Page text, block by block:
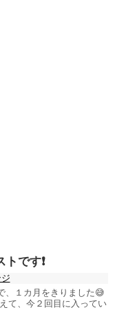
です❗️
、１カ月をきりました😅
て、今２回目に入ってい